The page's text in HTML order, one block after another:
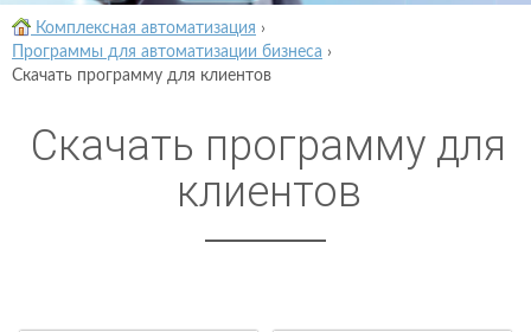
Комплексная автоматизация ›
Программы для автоматизации бизнеса ›
Скачать программу для клиентов
Скачать программу для
клиентов